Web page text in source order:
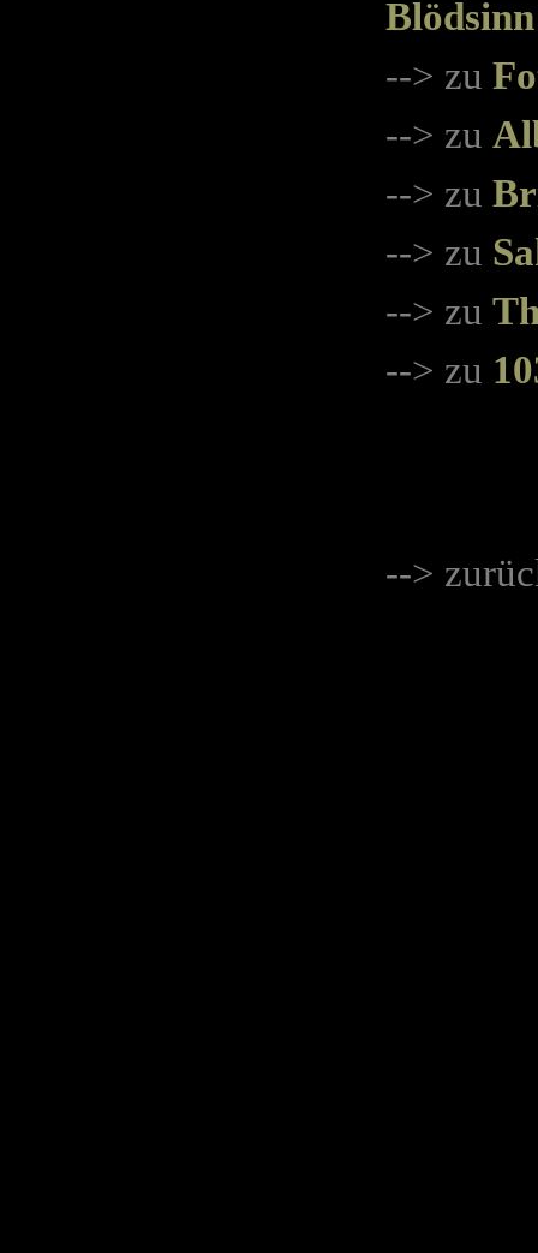
Blödsinn
--> zu
--> zu
--> zu
--> zu
--> zu
--> zu
-->